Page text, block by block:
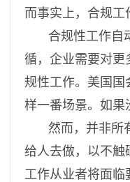
而事实上，合规工
合规性工作自
循，企业需要对
规性工作。美国国
样一番场景。如果
然而，并非所
给人去做，以不
工作从业者将面临